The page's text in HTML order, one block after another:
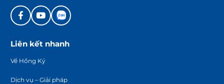
Liên kết nhanh
Về Hồng Ký
Dịch vụ – Giải pháp